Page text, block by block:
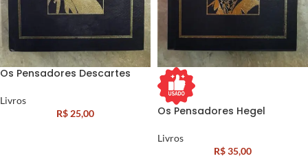
Os Pensadores Descartes
Livros
R$ 25,00 Os Pensadores Hegel
Livros
R$35,00